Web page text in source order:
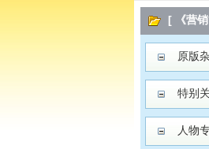
[ 《营
原版
特别
人物